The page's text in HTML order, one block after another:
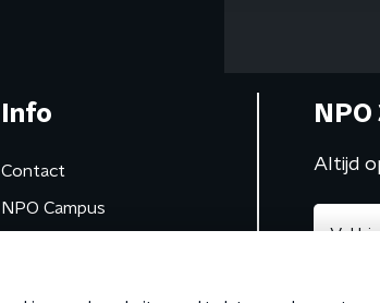
Info
Contact
NPO Campus
Altijd